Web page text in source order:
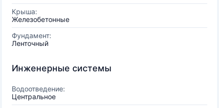
Крыша:
Железобетонные
Фундамент:
Ленточный
Инженерные системы
Водоотведение:
Центральное